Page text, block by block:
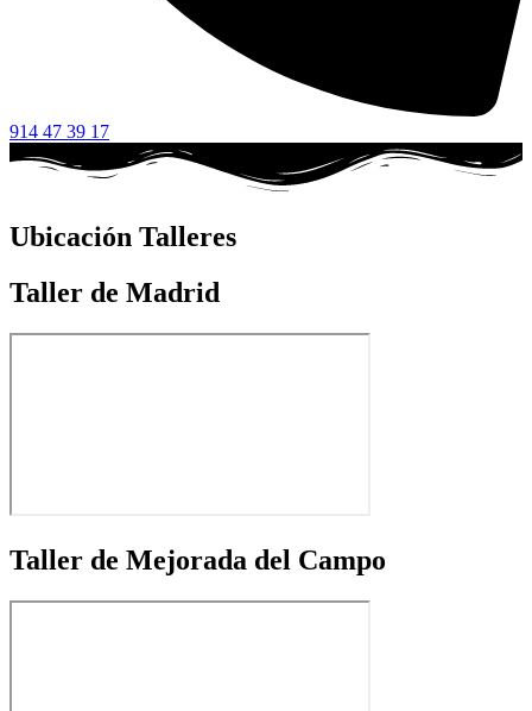
914 47 39 17
Ubicación Talleres
Taller de Madrid
Taller de Mejorada del Campo